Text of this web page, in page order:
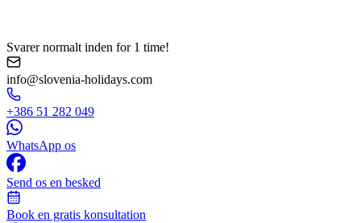
Svarer normalt inden for 1 time!
info@slovenia-holidays.com
+386 51 282 049
WhatsApp os
Send os en besked
Book en gratis konsultation